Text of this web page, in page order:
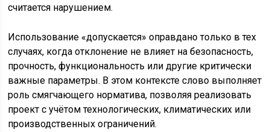
считается нарушением.
Использование «допускается» оправдано только в тех
случаях, когда отклонение не влияет на безопасность,
прочность, функциональность или другие критически
важные параметры. В этом контексте слово выполняет
роль смягчающего норматива, позволяя реализовать
проект с учётом технологических, климатических или
производственных ограничений.